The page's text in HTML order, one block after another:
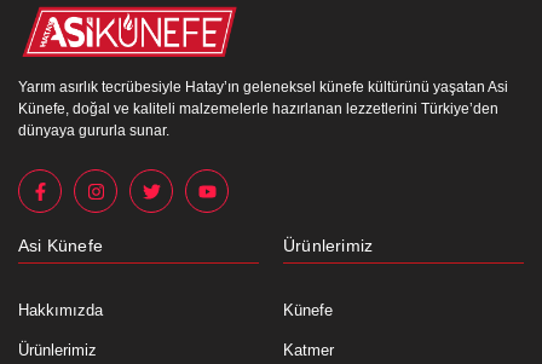
Yarım asırlık tecrübesiyle Hatay’ın geleneksel künefe kültürünü yaşatan Asi
Künefe, doğal ve kaliteli malzemelerle hazırlanan lezzetlerini Türkiye’den
dünyaya gururla sunar.
Asi Künefe
Hakkımızda
Ürünlerimiz
Ürünlerimiz
Künefe
Katmer